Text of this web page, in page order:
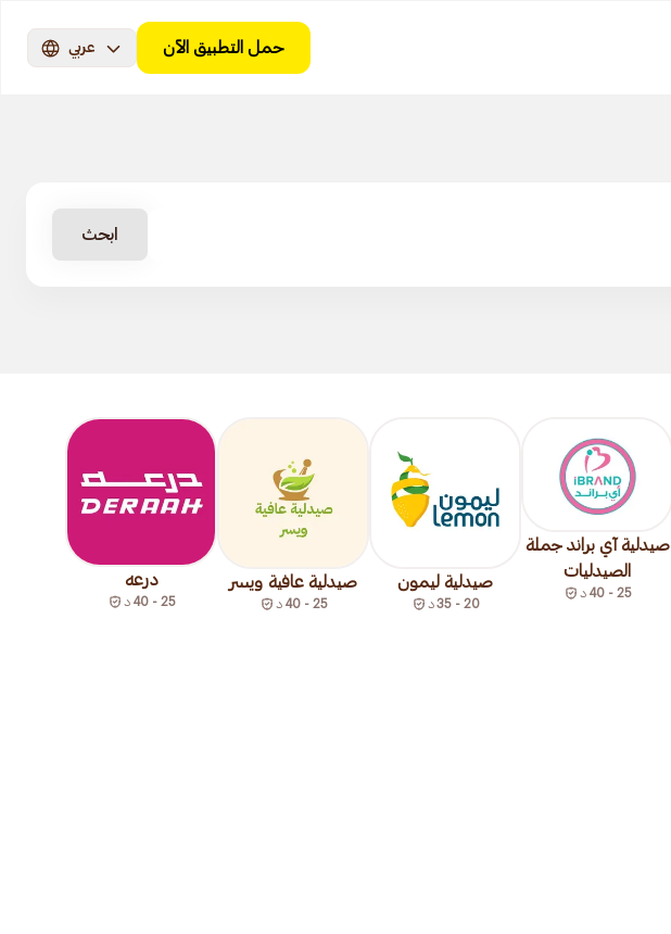
حمل التطبيق الآن عربي
ابحث
صيدلية آي براند جملة
الصيدليات
25 - 40 د
صيدلية ليمون
20 - 35 د
صيدلية عافية ويسر
25 - 40 د
درعه
25 - 40 د